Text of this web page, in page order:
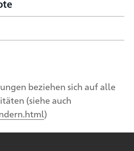
beziehen sich auf alle
(siehe auch
)